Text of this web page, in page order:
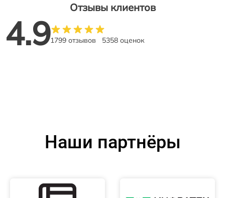
Отзывы клиентов
4.91799 отзывов 5358 оценок
Наши партнёры